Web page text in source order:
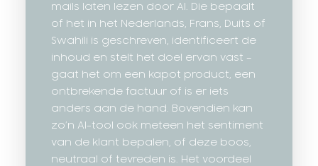
mails laten lezen door AI. Die bepaalt
of het in het Nederlands, Frans, Duits of
Swahili is geschreven, identificeert de
inhoud en stelt het doel ervan vast –
gaat het om een kapot product, een
ontbrekende factuur of is er iets
anders aan de hand. Bovendien kan
zo’n AI-tool ook meteen het sentiment
van de klant bepalen, of deze boos,
neutraal of tevreden is. Het voordeel